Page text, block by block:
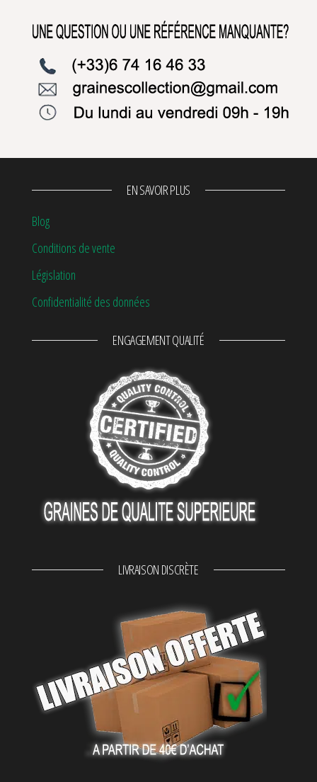
EN SAVOIR PLUS
Blog
Conditions de vente
Législation
Confidentialité des données
ENGAGEMENT QUALITÉ
LIVRAISON DISCRÈTE